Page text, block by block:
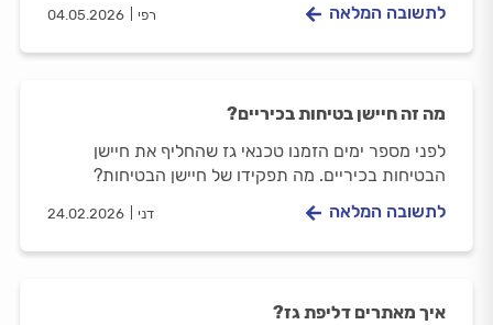
רפי 04.05.2026 לתשובה המלאה
מה זה חיישן בטיחות בכיריים?
לפני מספר ימים הזמנו טכנאי גז שהחליף את חיישן
הבטיחות בכיריים. מה תפקידו של חיישן הבטיחות?
דני 24.02.2026 לתשובה המלאה
איך מאתרים דליפת גז?